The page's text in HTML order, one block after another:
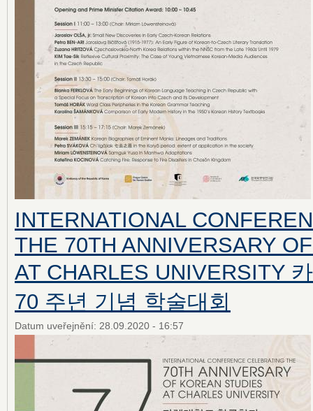
INTERNATIONAL
THE 70TH ANNIVERSARY
AT CHARLES UNIVERSITY
70 주년 기념 학술대회
Datum uveřejnění: 28.09.2020 - 16:57